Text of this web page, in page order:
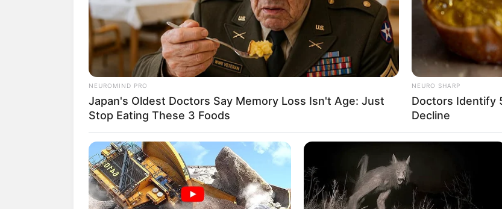
NEUROMIND PRO
Japan's Oldest Doctors Say Memory Loss Isn't Age: Just
Stop Eating These 3 Foods
NEURO SHARP
Doctors Identify
Decline